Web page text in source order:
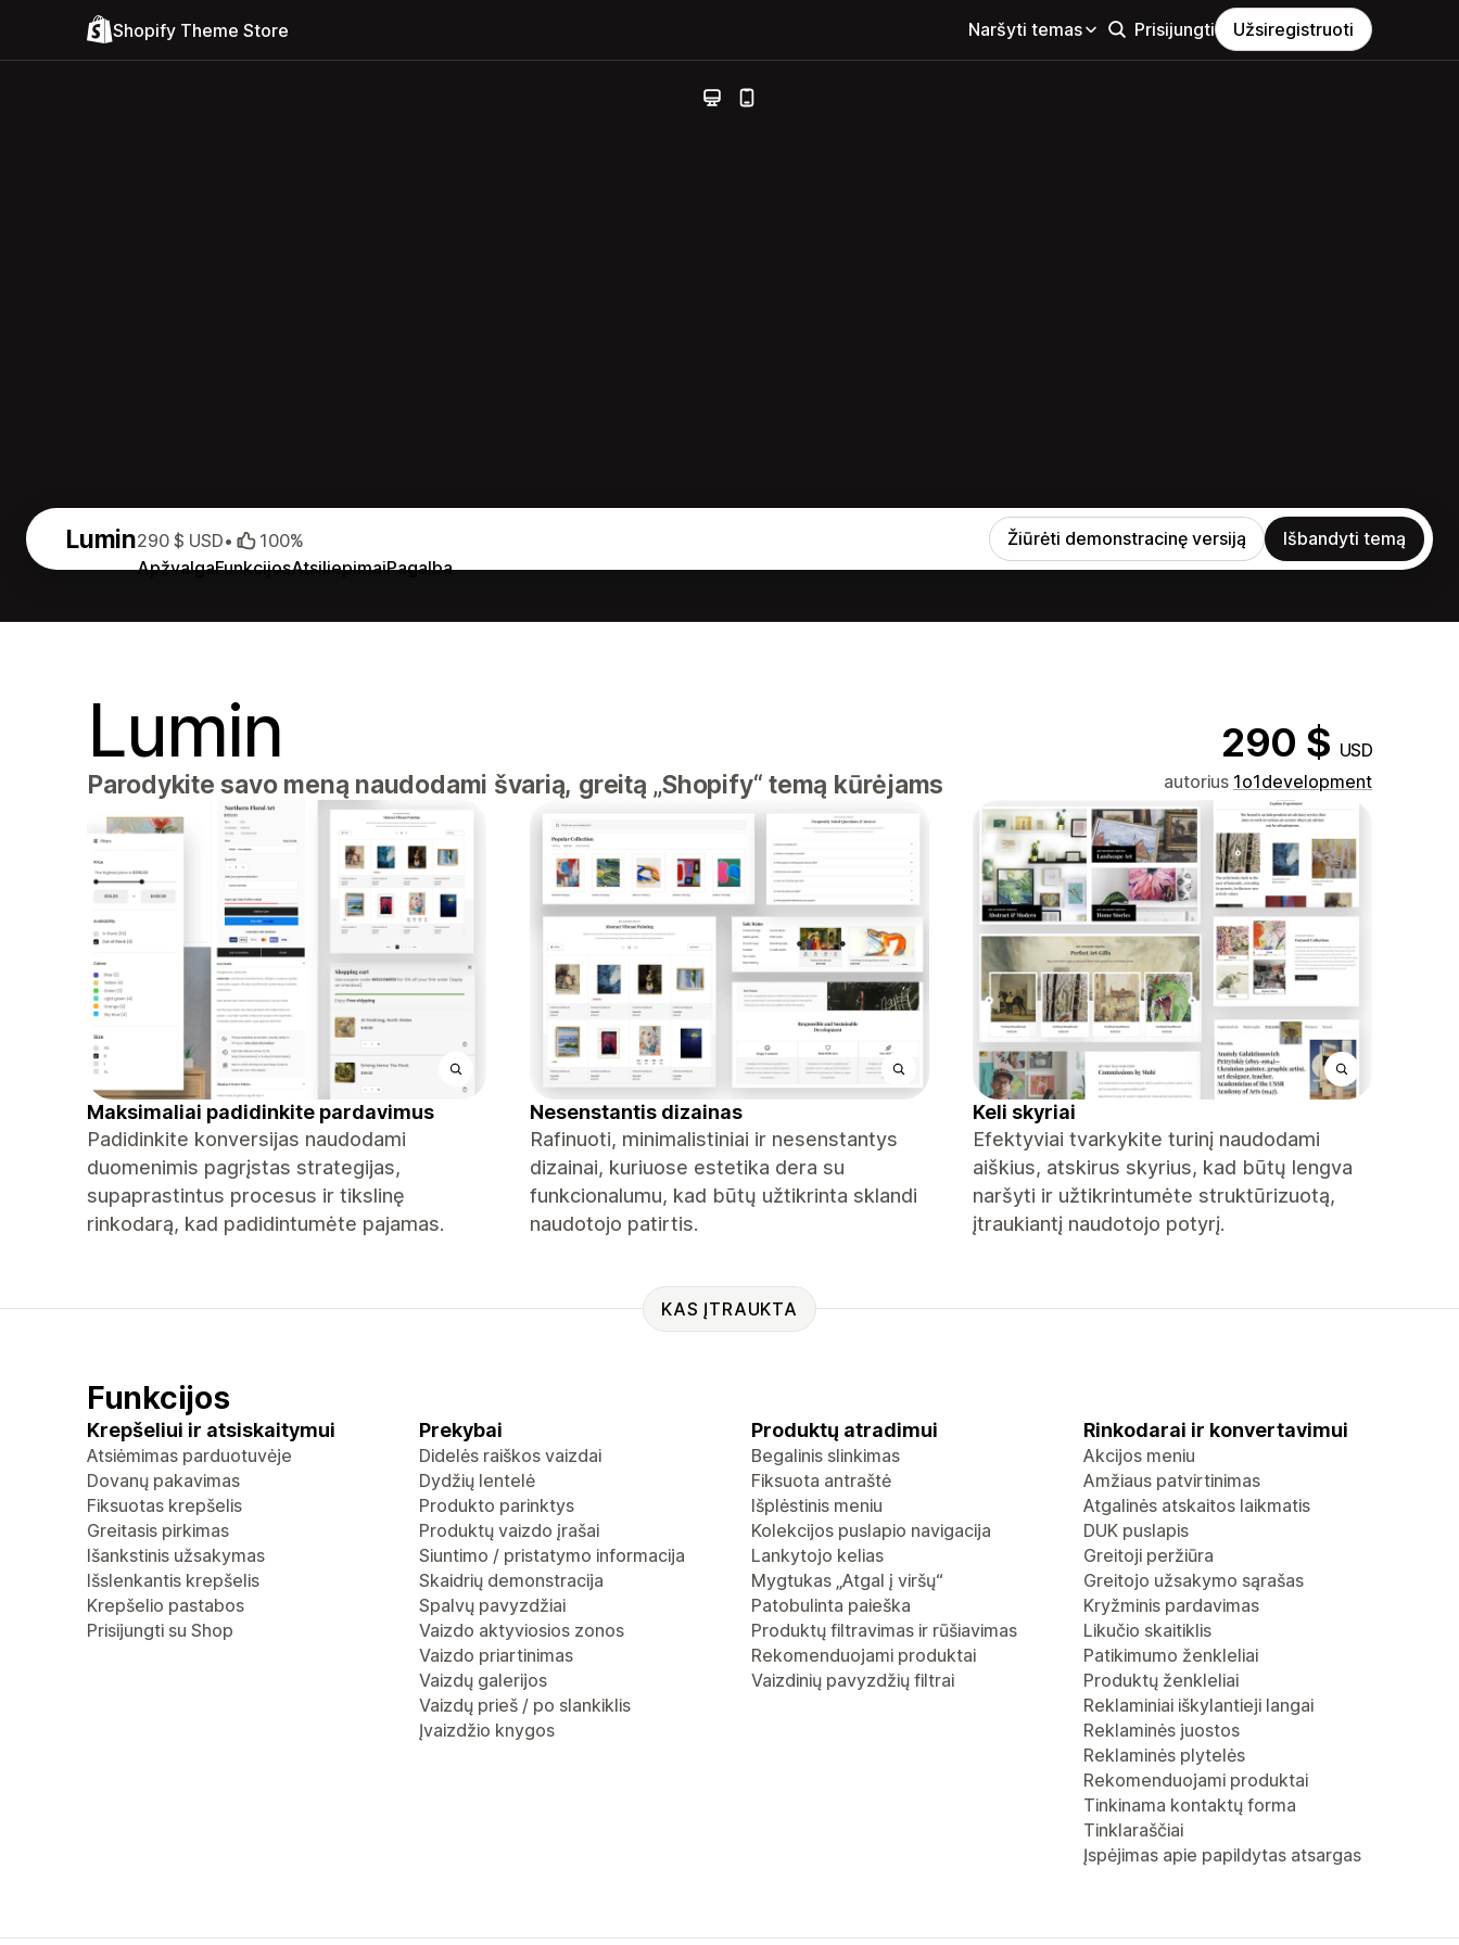
Shopify Theme Store Naršyti temas Prisijungti Užsiregistruoti
Lumin
ApžvalgaFunkcijosAtsiliepimaiPagalba
290 $ USD• 100% Žiūrėti demonstracinę versiją Išbandyti temą
Lumin 290 $ USD
Parodykite savo meną naudodami švarią, greitą „Shopify“ temą kūrėjams autorius 1o1development
Maksimaliai padidinkite pardavimus
Padidinkite konversijas naudodami
duomenimis pagrįstas strategijas,
supaprastintus procesus ir tikslinę
rinkodarą, kad padidintumėte pajamas.
Nesenstantis dizainas
Rafinuoti, minimalistiniai ir nesenstantys
dizainai, kuriuose estetika dera su
funkcionalumu, kad būtų užtikrinta sklandi
naudotojo patirtis.
Keli skyriai
Efektyviai tvarkykite turinį naudodami
aiškius, atskirus skyrius, kad būtų lengva
naršyti ir užtikrintumėte struktūrizuotą,
įtraukiantį naudotojo potyrį.
KAS ĮTRAUKTA
Funkcijos
Krepšeliui ir atsiskaitymui
Atsiėmimas parduotuvėje
Dovanų pakavimas
Fiksuotas krepšelis
Greitasis pirkimas
Išankstinis užsakymas
Išslenkantis krepšelis
Krepšelio pastabos
Prisijungti su Shop
Prekybai
Didelės raiškos vaizdai
Dydžių lentelė
Produkto parinktys
Produktų vaizdo įrašai
Siuntimo / pristatymo informacija
Skaidrių demonstracija
Spalvų pavyzdžiai
Vaizdo aktyviosios zonos
Vaizdo priartinimas
Vaizdų galerijos
Vaizdų prieš / po slankiklis
Įvaizdžio knygos
Produktų atradimui
Begalinis slinkimas
Fiksuota antraštė
Išplėstinis meniu
Kolekcijos puslapio navigacija
Lankytojo kelias
Mygtukas „Atgal į viršų“
Patobulinta paieška
Produktų filtravimas ir rūšiavimas
Rekomenduojami produktai
Vaizdinių pavyzdžių filtrai
Rinkodarai ir konvertavimui
Akcijos meniu
Amžiaus patvirtinimas
Atgalinės atskaitos laikmatis
DUK puslapis
Greitoji peržiūra
Greitojo užsakymo sąrašas
Kryžminis pardavimas
Likučio skaitiklis
Patikimumo ženkleliai
Produktų ženkleliai
Reklaminiai iškylantieji langai
Reklaminės juostos
Reklaminės plytelės
Rekomenduojami produktai
Tinkinama kontaktų forma
Tinklaraščiai
Įspėjimas apie papildytas atsargas